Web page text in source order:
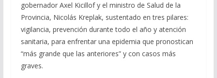
gobernador Axel Kicillof y el ministro de Salud de la
Provincia, Nicolás Kreplak, sustentado en tres pilares:
vigilancia, prevención durante todo el año y atención
sanitaria, para enfrentar una epidemia que pronostican
“más grande que las anteriores” y con casos más
graves.